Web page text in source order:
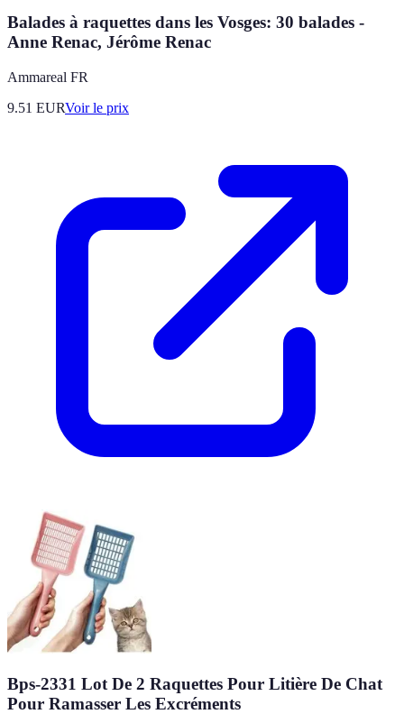
Balades à raquettes dans les Vosges: 30 balades -
Anne Renac, Jérôme Renac
Ammareal FR
9.51 EURVoir le prix
Bps-2331 Lot De 2 Raquettes Pour Litière De Chat
Pour Ramasser Les Excréments